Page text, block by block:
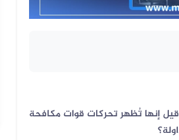
إنها تُظهر تحركات قوات مكافحة